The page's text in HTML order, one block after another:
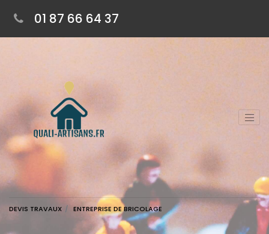
01 87 66 64 37
DEVIS TRAVAUX ENTREPRISE DE BRICOLAGE